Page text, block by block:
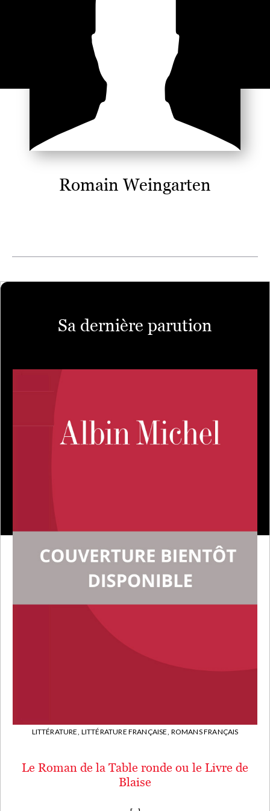
Romain Weingarten
Sa dernière parution
LITTÉRATURE, LITTÉRATURE FRANÇAISE, ROMANS FRANÇAIS
Le Roman de la Table ronde ou le Livre de
Blaise